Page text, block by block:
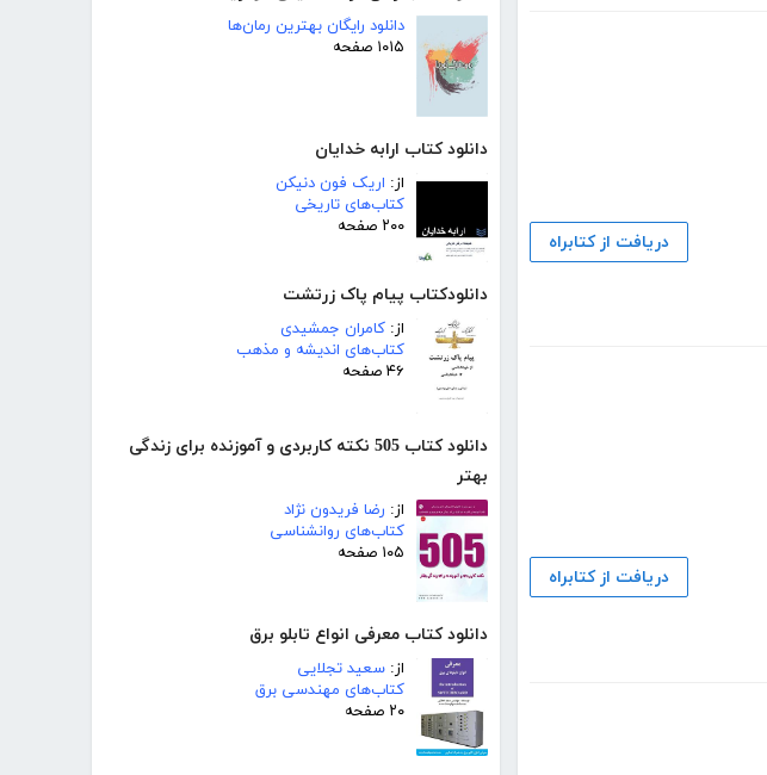
دانلود رایگان بهترین رمان‌ها
۱۰۱۵ صفحه
دانلود کتاب ارابه خدایان
از: اریک فون دنیکن
کتاب‌های تاریخی
۲۰۰ صفحه
دانلودکتاب پیام پاک زرتشت
از: کامران جمشیدی
کتاب‌های اندیشه و مذهب
۴۶ صفحه
دانلود کتاب 505 نکته کاربردی و آموزنده برای زندگی
بهتر
از: رضا فریدون نژاد
کتاب‌های روانشناسی
۱۰۵ صفحه
دانلود کتاب معرفی انواع تابلو برق
از: سعید تجلایی
کتاب‌های مهندسی برق
۲۰ صفحه
دریافت از کتابراه
دریافت از کتابراه